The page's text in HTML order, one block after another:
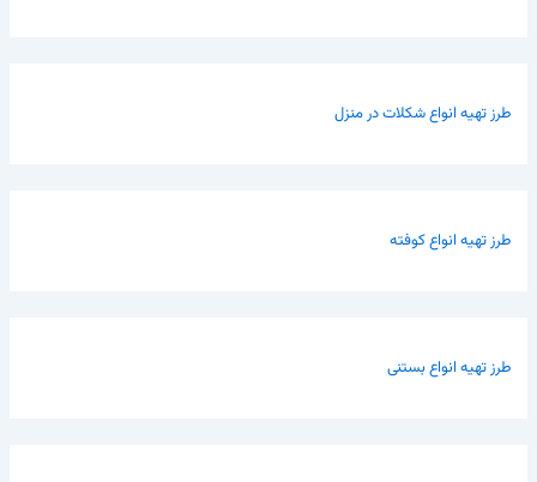
طرز تهیه انواع شکلات در منزل
طرز تهیه انواع کوفته
طرز تهیه انواع بستنی